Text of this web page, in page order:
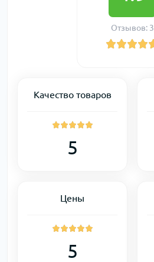
Отзывов: 3
Качество товаров
5
Цены
5